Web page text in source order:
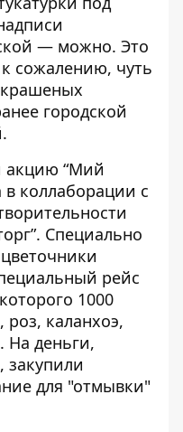
— можно. Это
сожалению, чуть
городской
акцию “Мий
в коллаборации с
Специально
рейс
1000
роз, каланхоэ,
На деньги,
закупили
для "отмывки"